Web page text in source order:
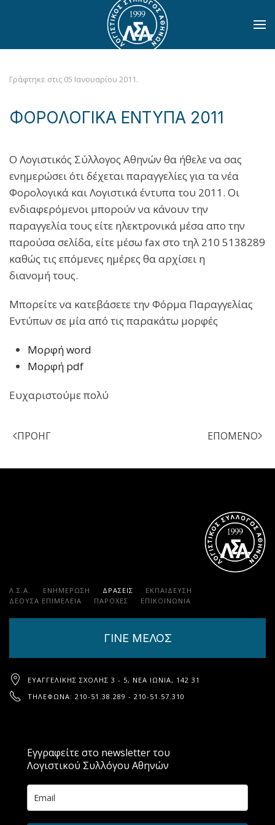
Skip to main content
Γράφτηκε στις 05 Ιανουαρίου 2011.
ΦΟΡΟΛΟΓΙΚΑ ΕΝΤΥΠΑ 2011
Ο Λογιστικός Σύλλογος Αθηνών θα ήθελε να σας
ενημερώσει ότι δέχεται παραγγελίες για τα νέα
Φορολογικά και Λογιστικά έντυπα του 2011. Οι
ενδιαφερόμενοι μπορούν να κάνουν την
παραγγελία τους είτε ηλεκτρονικά μέσα απο την
παρούσα σελίδα, είτε μέσω fax στο τηλ 210 5138289
καθώς τις επόμενες ημέρες θα αρχίσει η
διανομή τους.
Μπορείτε να κατεβάσετε την Φόρμα Παραγγελίας
Εντύπων σε μία από τις παρακάτω μορφές
Μορφή word
Μορφή pdf
Ευχαριστούμε πολύ
ΠΡΟΗΓ ΕΠΌΜΕΝΟ
Λ.Σ.Α. ΕΝΗΜΕΡΩΣΗ ΔΡΑΣΕΙΣ
ΕΚΠΑΊΔΕΥΣΗ
ΔΕΟΥΣΑ ΕΠΙΜΕΛΕΙΑ
ΠΑΡΟΧΈΣ ΕΠΙΚΟΙΝΩΝΊΑ
ΓΙΝΕ ΜΕΛΟΣ
ΕΥΑΓΓΕΛΙΚΉΣ ΣΧΟΛΉΣ 3 - 5, ΝΈΑ ΙΩΝΊΑ, 142 31
ΤΗΛΈΦΩΝΑ: 210-51.38.289 - 210-51.57.310
Εγγραφείτε στο newsletter του
Λογιστικού Συλλόγου Αθηνών